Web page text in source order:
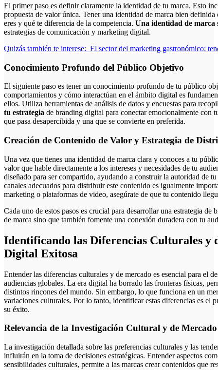
El primer paso es definir claramente la identidad de tu marca. Esto
propuesta de valor única. Tener una identidad de marca bien
eres y qué te diferencia de la competencia. Una identidad de marca
estrategias de comunicación y marketing digital.
Quizás también te interese: El sector del marketing gastronómico:
Conocimiento Profundo del Público Objetivo
El siguiente paso es tener un conocimiento profundo de tu público
comportamientos y cómo interactúan en el ámbito digital es
ellos. Utiliza herramientas de análisis de datos y encuestas para
tu estrategia de branding digital para conectar emocionalmente con
que pasa desapercibida y una que se convierte en preferida.
Creación de Contenido de Valor y Estrategia de
Una vez que tienes una identidad de marca clara y conoces a tu
valor que hable directamente a los intereses y necesidades de tu
diseñado para ser compartido, ayudando a construir la autoridad de
canales adecuados para distribuir este contenido es igualmente
marketing o plataformas de video, asegúrate de que tu contenido
Cada uno de estos pasos es crucial para desarrollar una estrategia
de marca sino que también fomente una conexión duradera con tu
Identificando las Diferencias Culturales y
Digital Exitosa
Entender las diferencias culturales y de mercado es esencial para el
audiencias globales. La era digital ha borrado las fronteras físicas,
distintos rincones del mundo. Sin embargo, lo que funciona en un
variaciones culturales. Por lo tanto, identificar estas diferencias es el
su éxito.
Relevancia de la Investigación Cultural y de Mercado
La investigación detallada sobre las preferencias culturales y las
influirán en la toma de decisiones estratégicas. Entender aspectos
sensibilidades culturales, permite a las marcas crear contenidos que